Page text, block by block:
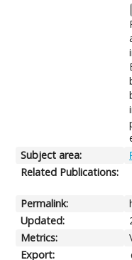
Subject area:
Related Publications:
Permalink:
Updated:
Metrics:
Export: